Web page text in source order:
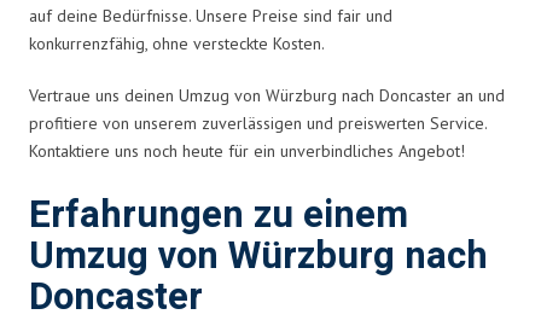
auf deine Bedürfnisse. Unsere Preise sind fair und
konkurrenzfähig, ohne versteckte Kosten.
Vertraue uns deinen Umzug von Würzburg nach Doncaster an und
profitiere von unserem zuverlässigen und preiswerten Service.
Kontaktiere uns noch heute für ein unverbindliches Angebot!
Erfahrungen zu einem
Umzug von Würzburg nach
Doncaster